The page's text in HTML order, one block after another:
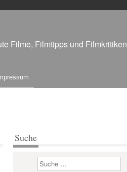
Filme, Filmtipps und Filmkritiken
Suche
Suchen